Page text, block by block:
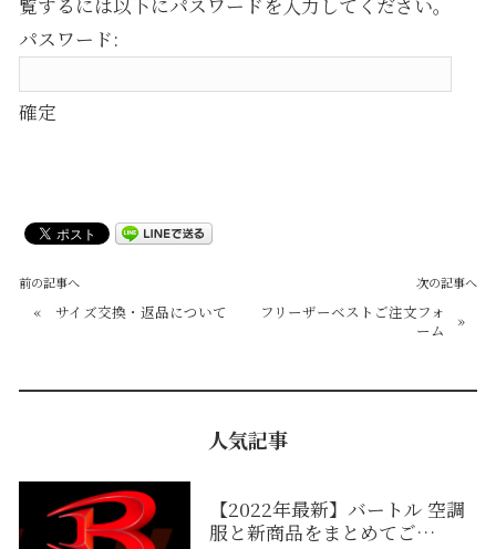
パスワード:
前の記事へ
« サイズ交換・返品について
次の記事へ
フリーザーベストご注文フォ
ーム
»
人気記事
【2022年最新】バートル 空調
服と新商品をまとめてご…